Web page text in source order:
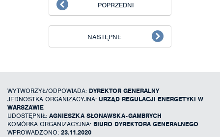
POPRZEDNI
NASTĘPNE
WYTWORZYŁ/ODPOWIADA: DYREKTOR GENERALNY
JEDNOSTKA ORGANIZACYJNA: URZĄD REGULACJI ENERGETYKI W
WARSZAWIE
UDOSTĘPNIŁ: AGNIESZKA SŁONAWSKA-GAMBRYCH
KOMÓRKA ORGANIZACYJNA: BIURO DYREKTORA GENERALNEGO
WPROWADZONO: 23.11.2020